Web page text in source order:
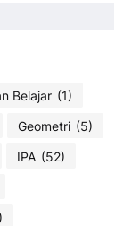
Belajar (1)
Geometri (5)
IPA (52)